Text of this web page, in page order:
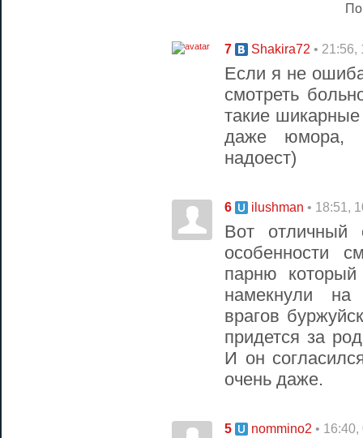
7 Shakira72 • 21:56,
Если я не
смотреть
такие
даже юмора,
надоест)
6 ilushman • 18:51,
Вот отличный
особенности
парню
намекнули на
врагов
придется за
И он
очень даже.
5 nommino2 •